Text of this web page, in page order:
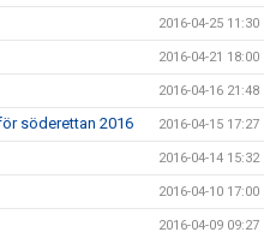
2016-04-25 11:30
2016-04-21 18:00
2016-04-16 21:48
söderettan 2016 2016-04-15 17:27
2016-04-14 15:32
2016-04-10 17:00
2016-04-09 09:27